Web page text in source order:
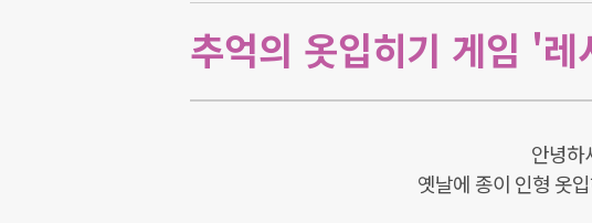
추억의 옷입히기 게임 '
안녕하
옛날에 종이 인형 옷